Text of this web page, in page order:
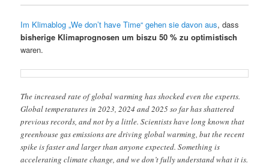
Im Klimablog „We don’t have Time“ gehen sie davon aus, dass
bisherige Klimaprognosen um biszu 50 % zu optimistisch
waren.
The increased rate of global warming has shocked even the experts.
Global temperatures in 2023, 2024 and 2025 so far has shattered
previous records, and not by a little. Scientists have long known that
greenhouse gas emissions are driving global warming, but the recent
spike is faster and larger than anyone expected. Something is
accelerating climate change, and we don’t fully understand what it is.